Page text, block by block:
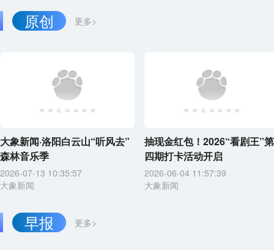
更多>
原创
大象新闻·洛阳白云山“听风去”
森林音乐季
2026-07-13 10:35:57
大象新闻
抽现金红包！2026“看剧王”第
四期打卡活动开启
2026-06-04 11:57:39
大象新闻
更多>
早报